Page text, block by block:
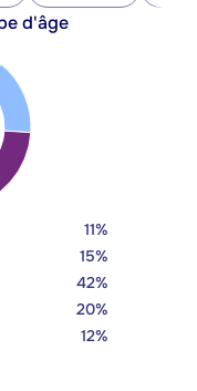
d'âge
11%
15%
42%
20%
12%